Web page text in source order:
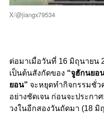
X/@jiangx79534
ต่อมาเมื่อวันที่ 16 มิถุนายน
เป็นต้นสังกัดของ “จูฮักนยอ
ยอน” จะหยุดทำกิจกรรมชั่ว
อย่างชัดเจน ก่อนจะประก
วงในอีกสองวันถัดมา (18 มิ